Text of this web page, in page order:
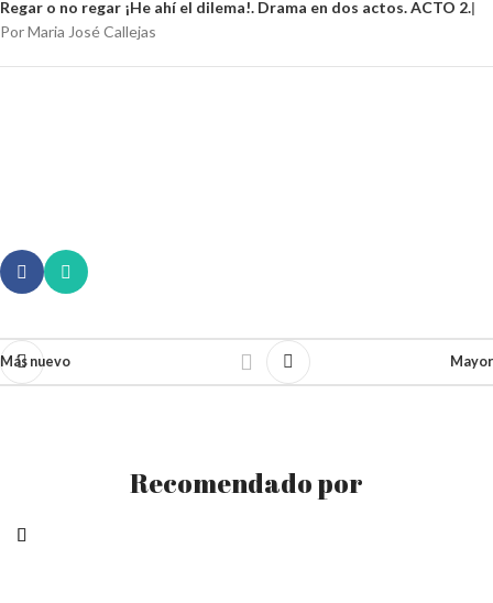
Regar o no regar ¡He ahí el dilema!. Drama en dos actos. ACTO 2.|
Por Maria José Callejas
Más nuevo Mayor
Recomendado por